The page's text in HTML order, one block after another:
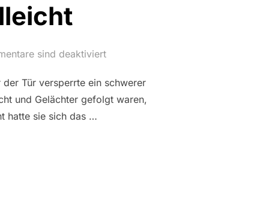
sind deaktiviert
Tür versperrte ein schwerer
und Gelächter gefolgt waren,
hatte sie sich das …
VIELLEICHT“